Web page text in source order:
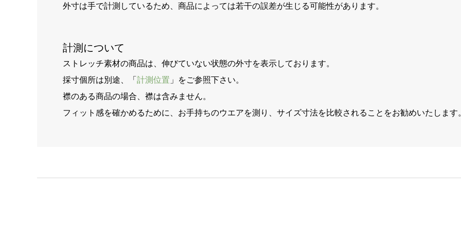
外寸は手で計測しているため、商品によっては若干の誤差が生じる可能性があります。
計測について
ストレッチ素材の商品は、伸びていない状態の外寸を表示しております。
採寸個所は別途、「 計測位置 」をご参照下さい。
襟のある商品の場合、襟は含みません。
フィット感を確かめるために、お手持ちのウエアを測り、サイズ寸法を比較されることをお勧めいたします